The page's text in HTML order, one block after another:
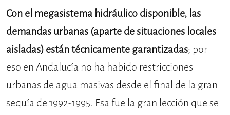
Con el megasistema hidráulico disponible, las
demandas urbanas (aparte de situaciones locales
aisladas) están técnicamente garantizadas; por
eso en Andalucía no ha habido restricciones
urbanas de agua masivas desde el final de la gran
sequía de 1992-1995. Esa fue la gran lección que se